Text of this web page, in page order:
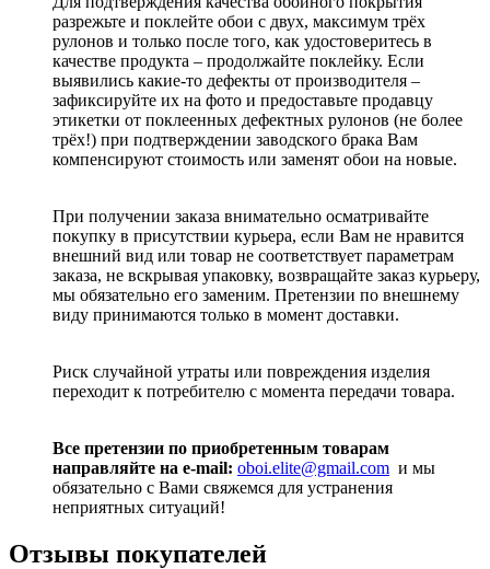
разрежьте и поклейте обои с двух, максимум трёх
рулонов и только после того, как удостоверитесь в
качестве продукта – продолжайте поклейку. Если
выявились какие-то дефекты от производителя –
зафиксируйте их на фото и предоставьте продавцу
этикетки от поклеенных дефектных рулонов (не более
трёх!) при подтверждении заводского брака Вам
компенсируют стоимость или заменят обои на новые.
При получении заказа внимательно осматривайте
покупку в присутствии курьера, если Вам не нравится
внешний вид или товар не соответствует параметрам
заказа, не вскрывая упаковку, возвращайте заказ курьеру,
мы обязательно его заменим. Претензии по внешнему
виду принимаются только в момент доставки.
Риск случайной утраты или повреждения изделия
переходит к потребителю с момента передачи товара.
Все претензии по приобретенным товарам
направляйте на e-mail: oboi.elite@gmail.com и мы
обязательно с Вами свяжемся для устранения
неприятных ситуаций!
Отзывы покупателей